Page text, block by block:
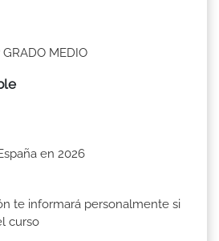
GRADO MEDIO
en 2026
te informará personalmente si
curso